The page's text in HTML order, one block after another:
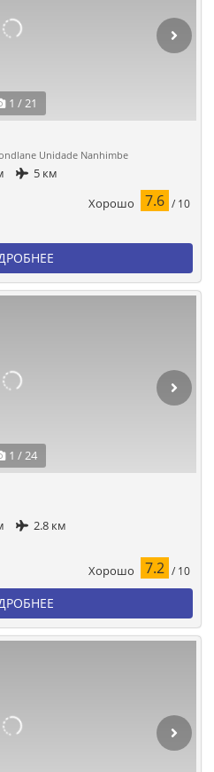
1 / 21
Unidade Nanhimbe
5 км
Хорошо 7.6 / 10
1 / 24
2.8 км
Хорошо 7.2 / 10